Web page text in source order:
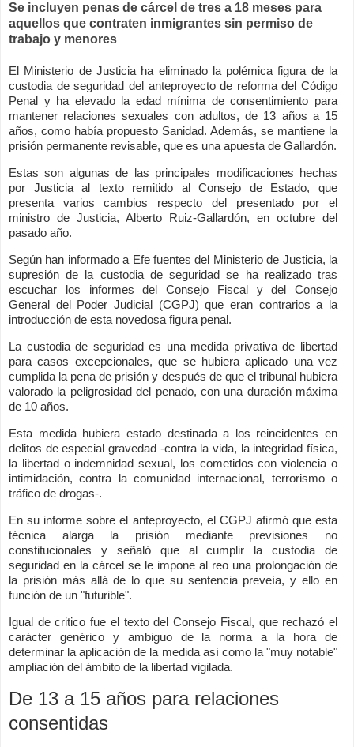
Se incluyen penas de cárcel de tres a 18 meses para
aquellos que contraten inmigrantes sin permiso de
trabajo y menores
El Ministerio de Justicia ha eliminado la polémica figura de la
custodia de seguridad del anteproyecto de reforma del Código
Penal y ha elevado la edad mínima de consentimiento para
mantener relaciones sexuales con adultos, de 13 años a 15
años, como había propuesto Sanidad. Además, se mantiene la
prisión permanente revisable, que es una apuesta de Gallardón.
Estas son algunas de las principales modificaciones hechas
por Justicia al texto remitido al Consejo de Estado, que
presenta varios cambios respecto del presentado por el
ministro de Justicia, Alberto Ruiz-Gallardón, en octubre del
pasado año.
Según han informado a Efe fuentes del Ministerio de Justicia, la
supresión de la custodia de seguridad se ha realizado tras
escuchar los informes del Consejo Fiscal y del Consejo
General del Poder Judicial (CGPJ) que eran contrarios a la
introducción de esta novedosa figura penal.
La custodia de seguridad es una medida privativa de libertad
para casos excepcionales, que se hubiera aplicado una vez
cumplida la pena de prisión y después de que el tribunal hubiera
valorado la peligrosidad del penado, con una duración máxima
de 10 años.
Esta medida hubiera estado destinada a los reincidentes en
delitos de especial gravedad -contra la vida, la integridad física,
la libertad o indemnidad sexual, los cometidos con violencia o
intimidación, contra la comunidad internacional, terrorismo o
tráfico de drogas-.
En su informe sobre el anteproyecto, el CGPJ afirmó que esta
técnica alarga la prisión mediante previsiones no
constitucionales y señaló que al cumplir la custodia de
seguridad en la cárcel se le impone al reo una prolongación de
la prisión más allá de lo que su sentencia preveía, y ello en
función de un "futurible".
Igual de critico fue el texto del Consejo Fiscal, que rechazó el
carácter genérico y ambiguo de la norma a la hora de
determinar la aplicación de la medida así como la "muy notable"
ampliación del ámbito de la libertad vigilada.
De 13 a 15 años para relaciones
consentidas